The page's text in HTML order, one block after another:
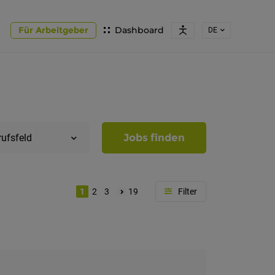
Dashboard
Für Arbeitgeber DE
Jobs finden
1 2 3 19